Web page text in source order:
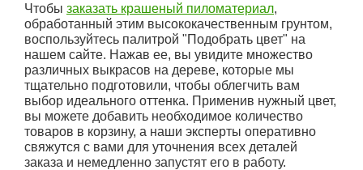
Чтобы заказать крашеный пиломатериал,
обработанный этим высококачественным грунтом,
воспользуйтесь палитрой "Подобрать цвет" на
нашем сайте. Нажав ее, вы увидите множество
различных выкрасов на дереве, которые мы
тщательно подготовили, чтобы облегчить вам
выбор идеального оттенка. Применив нужный цвет,
вы можете добавить необходимое количество
товаров в корзину, а наши эксперты оперативно
свяжутся с вами для уточнения всех деталей
заказа и немедленно запустят его в работу.